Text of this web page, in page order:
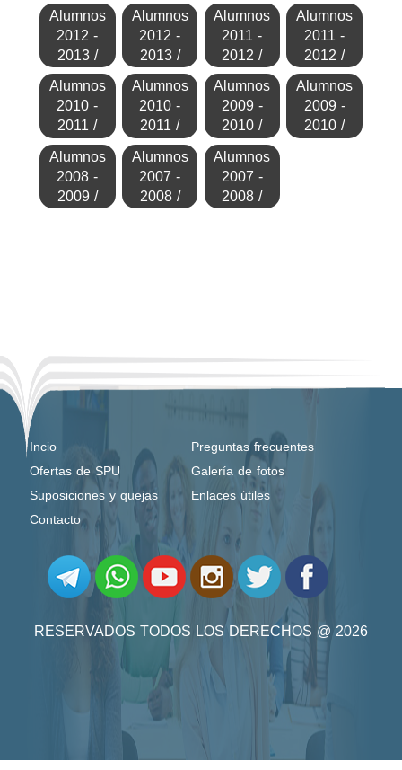
Alumnos
2012 -
2013 /
Alumnos
2012 -
2013 /
Alumnos
2011 -
2012 /
Alumnos
2011 -
2012 /
Alumnos
2010 -
2011 /
Alumnos
2010 -
2011 /
Alumnos
2009 -
2010 /
Alumnos
2009 -
2010 /
Alumnos
2008 -
2009 /
Alumnos
2007 -
2008 /
Alumnos
2007 -
2008 /
Incio
Preguntas frecuentes
Ofertas de SPU
Galería de fotos
Suposiciones y quejas
Enlaces útiles
Contacto
RESERVADOS TODOS LOS DERECHOS @ 2026